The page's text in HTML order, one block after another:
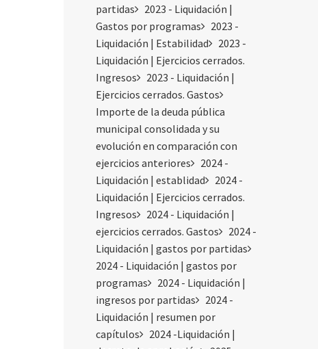
partidas
2023 - Liquidación |
Gastos por programas
2023 -
Liquidación | Estabilidad
2023 -
Liquidación | Ejercicios cerrados.
Ingresos
2023 - Liquidación |
Ejercicios cerrados. Gastos
Importe de la deuda pública
municipal consolidada y su
evolución en comparación con
ejercicios anteriores
2024 -
Liquidación | establidad
2024 -
Liquidación | Ejercicios cerrados.
Ingresos
2024 - Liquidación |
ejercicios cerrados. Gastos
2024 -
Liquidación | gastos por partidas
2024 - Liquidación | gastos por
programas
2024 - Liquidación |
ingresos por partidas
2024 -
Liquidación | resumen por
capítulos
2024 -Liquidación |